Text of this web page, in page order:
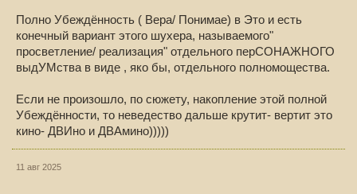
Полно Убеждённость ( Вера/ Понимае) в Это и есть
конечный вариант этого шухера, называемого"
просветление/ реализация" отдельного перСОНАЖНОГО
выдУМства в виде , яко бы, отдельного полномощества.
Если не произошло, по сюжету, накопление этой полной
Убеждённости, то неведество дальше крутит- вертит это
кино- ДВИно и ДВАмино)))))
11 авг 2025